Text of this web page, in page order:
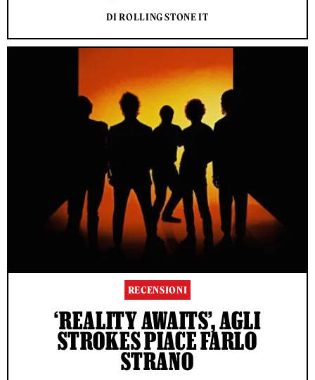
DI ROLLING STONE IT
RECENSIONI
‘REALITY AWAITS’, AGLI
STROKES PIACE FARLO
STRANO